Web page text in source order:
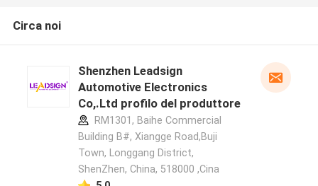
Circa noi
Shenzhen Leadsign
Automotive Electronics
Co,.Ltd profilo del produttore
RM1301, Baihe Commercial
Building B#, Xiangge Road,Buji
Town, Longgang District,
ShenZhen, China, 518000 ,Cina